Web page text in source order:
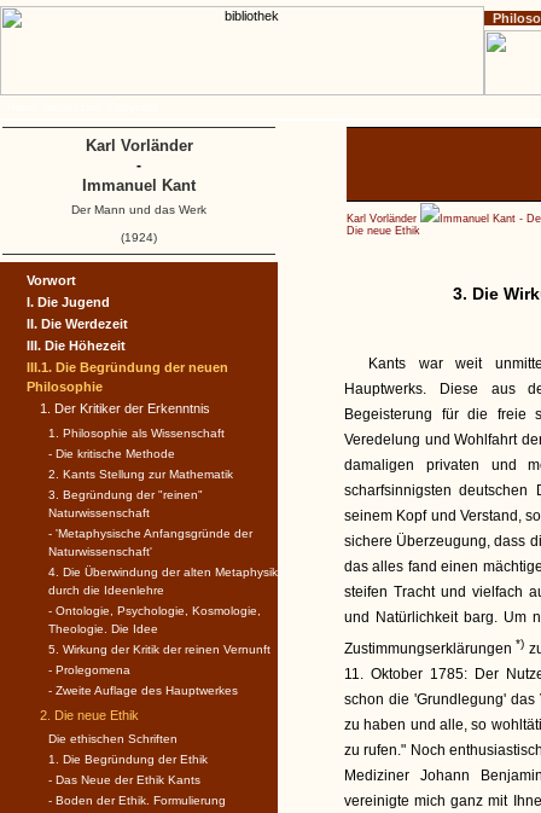
Karl Vorländer
Immanuel Kant -
Die neue Ethik
3. Die
Kants war weit
Hauptwerks. Diese aus
Begeisterung für die freie
Veredelung und Wohlfahrt
damaligen privaten und
scharfsinnigsten
seinem Kopf und Verstand,
sichere Überzeugung, dass
das alles fand einen
steifen Tracht und vielfach
und Natürlichkeit barg. Um
Zustimmungserklärungen*)
11. Oktober 1785: Der
schon die 'Grundlegung' das
zu haben und alle, so
zu rufen." Noch
Mediziner Johann
vereinigte mich ganz mit
Vorwort
I. Die Jugend
II. Die Werdezeit
III. Die Höhezeit
III.1. Die Begründung der neuen
Philosophie
1. Der Kritiker der Erkenntnis
1. Philosophie als Wissenschaft
- Die kritische Methode
2. Kants Stellung zur Mathematik
3. Begründung der "reinen"
Naturwissenschaft
- 'Metaphysische Anfangsgründe der
Naturwissenschaft'
4. Die Überwindung der alten Metaphysik
durch die Ideenlehre
- Ontologie, Psychologie, Kosmologie,
Theologie. Die Idee
5. Wirkung der Kritik der reinen Vernunft
- Prolegomena
- Zweite Auflage des Hauptwerkes
2. Die neue Ethik
Die ethischen Schriften
1. Die Begründung der Ethik
- Das Neue der Ethik Kants
- Boden der Ethik. Formulierung
Karl Vorländer
-
Immanuel Kant
Der Mann und das Werk
(1924)